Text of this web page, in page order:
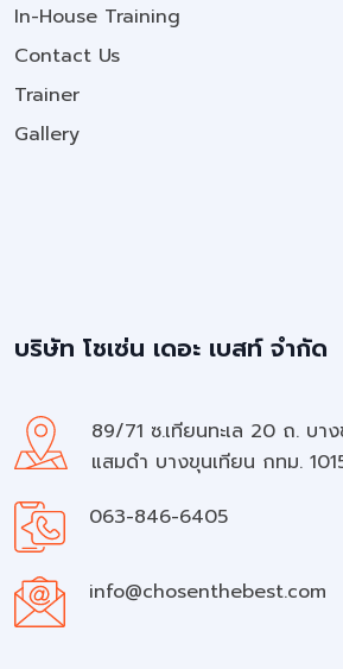
In-House Training
Contact Us
Trainer
Gallery
บริษัท โชเซ่น เดอะ เบสท์ จำกัด
89/71 ซ.เทียนทะเล 20 ถ. บา
แสมดำ บางขุนเทียน กทม.
063-846-6405
info@chosenthebest.com